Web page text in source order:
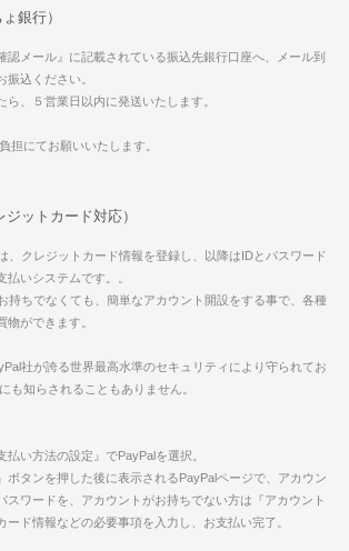
銀行）
認メール』に記載されている振込先銀行口座へ、メール到
振込ください。
ら、５営業日以内に発送いたします。
担にてお願いいたします。
ットカード対応）
、クレジットカード情報を登録し、以降はIDとパスワード
払いシステムです。。
持ちでなくても、簡単なアカウント開設をする事で、各種
物ができます。
社が誇る世界最高水準のセキュリティにより守られてお
も知らされることもありません。
払い方法の設定』でPayPalを選択。
ボタンを押した後に表示されるPayPalページで、アカウン
スワードを、アカウントがお持ちでない方は『アカウント
ード情報などの必要事項を入力し、お支払い完了。